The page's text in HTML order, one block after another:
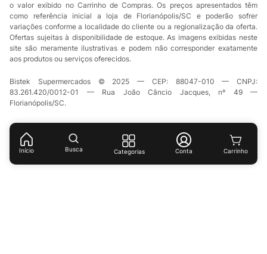
Início Busca Categorias Conta
o valor exibido no Carrinho de Compras. Os preços apresentados têm
como referência inicial a loja de Florianópolis/SC e poderão sofrer
variações conforme a localidade do cliente ou a regionalização da oferta.
Ofertas sujeitas à disponibilidade de estoque. As imagens exibidas neste
site são meramente ilustrativas e podem não corresponder exatamente
aos produtos ou serviços oferecidos.
Bistek Supermercados © 2025 — CEP: 88047-010 — CNPJ:
83.261.420/0012-01 — Rua João Câncio Jacques, nº 49 —
Florianópolis/SC.